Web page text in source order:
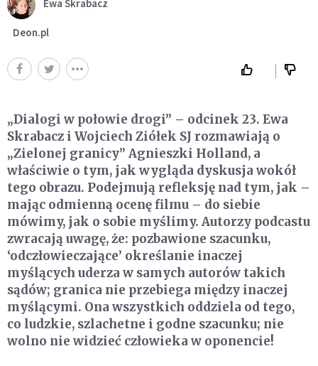
Ewa Skrabacz
Deon.pl
„Dialogi w połowie drogi” – odcinek 23. Ewa
Skrabacz i Wojciech Ziółek SJ rozmawiają o
„Zielonej granicy” Agnieszki Holland, a
właściwie o tym, jak wygląda dyskusja wokół
tego obrazu. Podejmują refleksję nad tym, jak –
mając odmienną ocenę filmu – do siebie
mówimy, jak o sobie myślimy. Autorzy podcastu
zwracają uwagę, że: pozbawione szacunku,
‘odczłowieczające’ określanie inaczej
myślących uderza w samych autorów takich
sądów; granica nie przebiega między inaczej
myślącymi. Ona wszystkich oddziela od tego,
co ludzkie, szlachetne i godne szacunku; nie
wolno nie widzieć człowieka w oponencie!